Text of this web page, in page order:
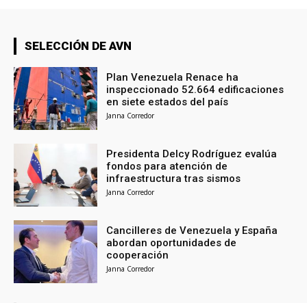
SELECCIÓN DE AVN
Plan Venezuela Renace ha
inspeccionado 52.664 edificaciones
en siete estados del país
Janna Corredor
Presidenta Delcy Rodríguez evalúa
fondos para atención de
infraestructura tras sismos
Janna Corredor
Cancilleres de Venezuela y España
abordan oportunidades de
cooperación
Janna Corredor